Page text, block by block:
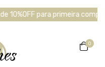
10%OFF para primeira compra
0